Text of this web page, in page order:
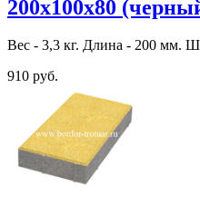
200х100х80
Вес - 3,3 кг. Длина - 200 мм.
910 руб.